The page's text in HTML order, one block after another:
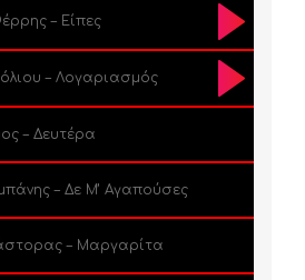
– Είπες
– Λογαριασμός
– Δευτέρα
– Δε Μ’ Αγαπούσες
– Μαργαρίτα